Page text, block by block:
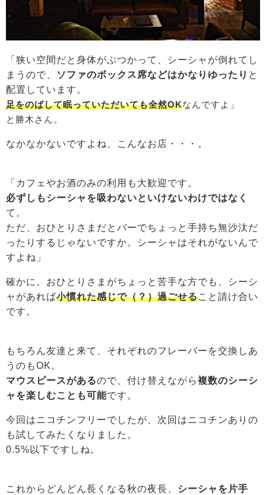
「狭い空間だと身体がぶつかって、シーシャが倒れてし
まうので、
ソファのボックス席などはかなりゆったり と
配置しています。
足をのばして眠っていただいても全然OKなんですよ」
と勝木さん。
なかなかないですよね、こんなお店・・・。
「カフェやお酒のみの利用も大歓迎です。
必ずしもシーシャを吸わないといけないわけではなく
て。
ただ、おひとりさまだとバーでちょっと手持ち無沙汰だ
ったりするじゃないですか。シーシャはそれがないんで
すよね」
確かに。おひとりさまがちょっと苦手な方でも、シーシ
ャがあれば小慣れた感じで（？）過ごせること請け合い
です。
もちろん友達と来て、それぞれのフレーバーを交換しあ
うのもOK。
マウスピースがあるので、付け替えながら複数のシーシ
ャを楽しむことも可能です。
今回はニコチンフリーでしたが、次回はニコチンありの
も試してみたくなりました。
0.5%以下ですしね。
これからどんどん長くなる秋の夜長、 シーシャを片手